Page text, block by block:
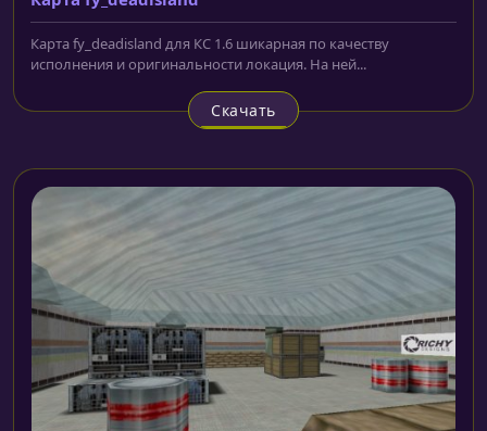
Карта fy_deadisland для КС 1.6 шикарная по качеству
исполнения и оригинальности локация. На ней...
Скачать